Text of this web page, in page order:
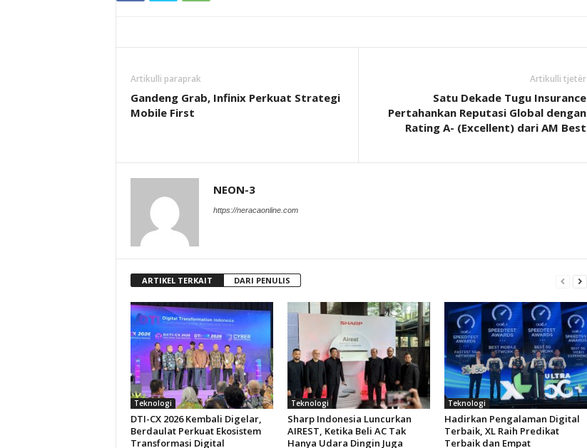
Artikulli paraprak
Gandeng Grab, Infinix Perkuat Strategi
Mobile First
Artikulli tjetër
Satu Dekade Tugu Insurance
Pertahankan Reputasi Global dengan
Rating A- (Excellent) dari AM Best
NEON-3
https://neracaonline.com
ARTIKEL TERKAIT DARI PENULIS
Teknologi
DTI-CX 2026 Kembali Digelar,
Berdaulat Perkuat Ekosistem
Transformasi Digital
Teknologi
Sharp Indonesia Luncurkan
AIREST, Ketika Beli AC Tak
Hanya Udara Dingin Juga
Teknologi
Hadirkan Pengalaman Digital
Terbaik, XL Raih Predikat
Terbaik dan Empat